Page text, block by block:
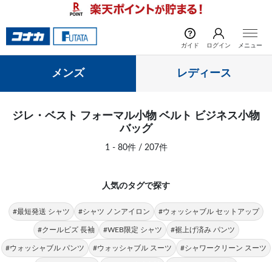
前の画像
ガイド ログイン メニュー
メンズ レディース
ジレ・ベスト フォーマル小物 ベルト ビジネス小物
バッグ
1 - 80件 / 207件
人気のタグで探す
#最短発送 シャツ #シャツ ノンアイロン #ウォッシャブル セットアップ
#クールビズ 長袖 #WEB限定 シャツ #裾上げ済み パンツ
#ウォッシャブル パンツ #ウォッシャブル スーツ #シャワークリーン スーツ